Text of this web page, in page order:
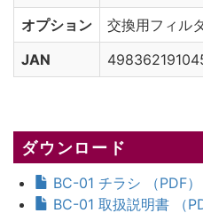
オプション
交換用フィル
JAN
ダウンロード
BC-01 チラシ （PDF）
BC-01 取扱説明書 （